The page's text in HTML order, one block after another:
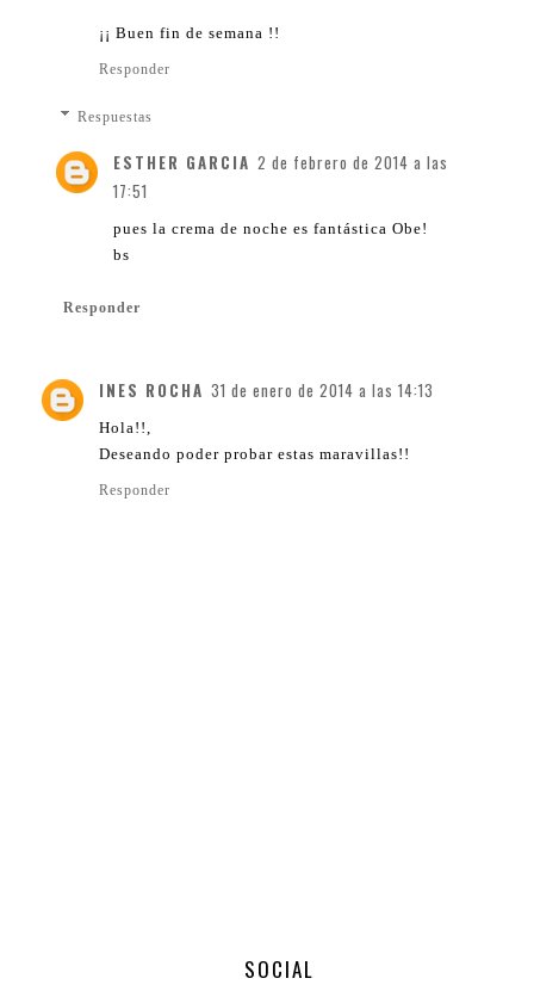
¡¡ Buen fin de semana !!
Responder
Respuestas
ESTHER GARCIA 2 de febrero de 2014 a las
17:51
pues la crema de noche es fantástica Obe!
bs
Responder
INES ROCHA 31 de enero de 2014 a las 14:13
Hola!!,
Deseando poder probar estas maravillas!!
Responder
SOCIAL